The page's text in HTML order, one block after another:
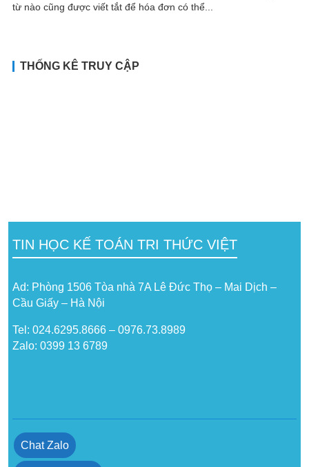
từ nào cũng được viết tắt để hóa đơn có thể...
THỐNG KÊ TRUY CẬP
TIN HỌC KẾ TOÁN TRI THỨC VIỆT
Ad: Phòng 1506 Tòa nhà 7A Lê Đức Thọ – Mai Dịch –
Cầu Giấy – Hà Nội
Tel: 024.6295.8666 – 0976.73.8989
Zalo: 0399 13 6789
Chat Zalo